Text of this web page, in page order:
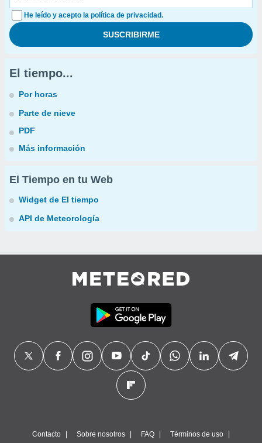
He leído y acepto la política de privacidad.
El tiempo...
Por horas
Parte de nieve
PDF
Más información
El Tiempo en tu Web
Widget de El tiempo
API de Meteorología
Contacto Sobre nosotros FAQ Términos de uso